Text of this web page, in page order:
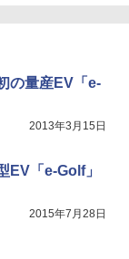
の量産EV「e-
2013年3月15日
EV「e-Golf」
2015年7月28日